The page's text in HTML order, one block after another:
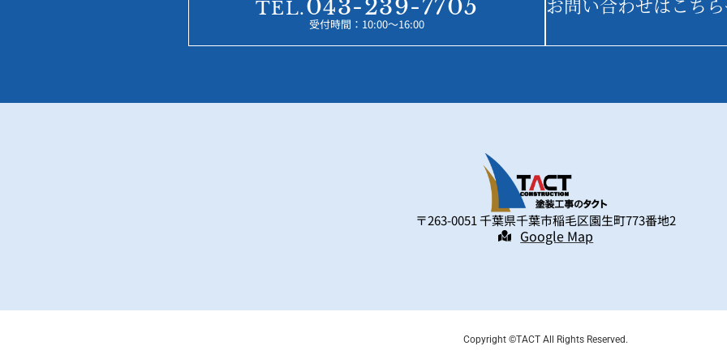
TEL.043-239-7705
受付時間：10:00～16:00
〒263-0051 千葉県千葉市稲毛区園生町773番地2
Google Map
Copyright ©TACT All Rights Reserved.